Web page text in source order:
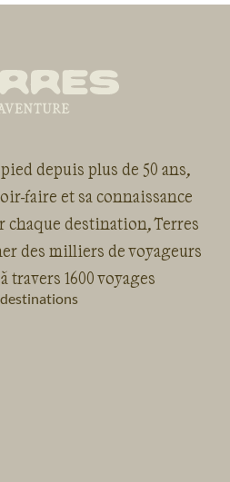
depuis plus de 50 ans,
faire et sa connaissance
chaque destination, Terres
des milliers de voyageurs
travers 1600 voyages